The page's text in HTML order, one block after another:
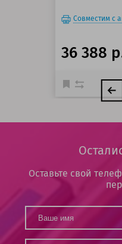
Совместим с
36 388
Оставьте свой